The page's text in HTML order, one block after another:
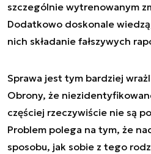
szczególnie wytrenowanym
Dodatkowo doskonale
nich składanie fałszywych
Sprawa jest tym bardziej
Obrony, że
częściej rzeczywiście nie są
Problem polega na tym, że
sposobu, jak sobie z tego